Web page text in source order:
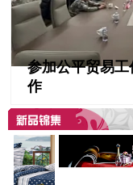
参加公平贸易
作
· 上海成宏卧室用品有限公司
· 上海恐龙纺织装饰品有限公